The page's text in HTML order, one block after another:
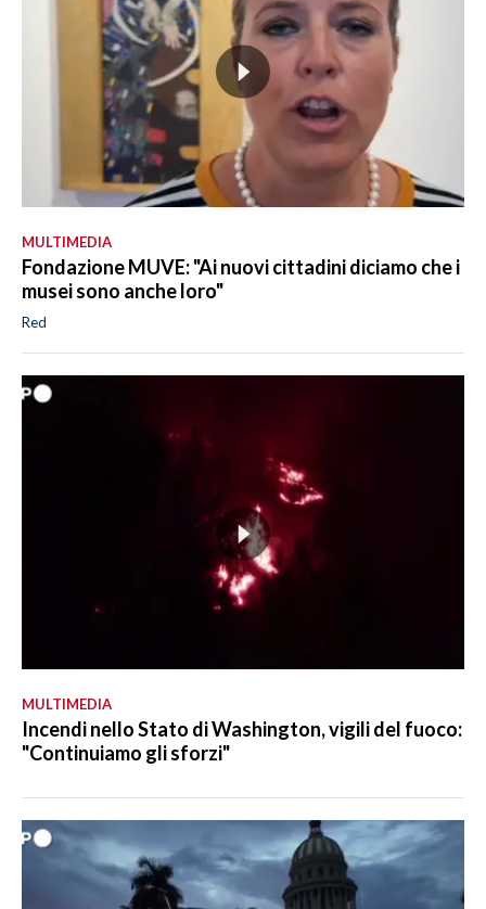
MULTIMEDIA
Fondazione MUVE: "Ai nuovi cittadini diciamo che i
musei sono anche loro"
Red
MULTIMEDIA
Incendi nello Stato di Washington, vigili del fuoco:
"Continuiamo gli sforzi"